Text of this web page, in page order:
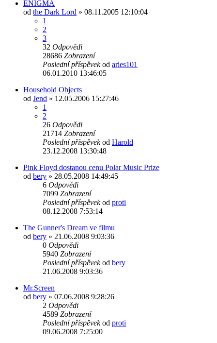
ENIGMA
od the Dark Lord » 08.11.2005 12:10:04
1
2
3
32 Odpovědi
28686 Zobrazení
Poslední příspěvekod aries101
06.01.2010 13:46:05
Household Objects
od Jend » 12.05.2006 15:27:46
1
2
26 Odpovědi
21714 Zobrazení
Poslední příspěvekod Harold
23.12.2008 13:30:48
Pink Floyd dostanou cenu Polar Music Prize
od bery » 28.05.2008 14:49:45
6 Odpovědi
7099 Zobrazení
Poslední příspěvekod proti
08.12.2008 7:53:14
The Gunner's Dream ve filmu
od bery » 21.06.2008 9:03:36
0 Odpovědi
5940 Zobrazení
Poslední příspěvekod bery
21.06.2008 9:03:36
Mr.Screen
od bery » 07.06.2008 9:28:26
2 Odpovědi
4589 Zobrazení
Poslední příspěvekod proti
09.06.2008 7:25:00